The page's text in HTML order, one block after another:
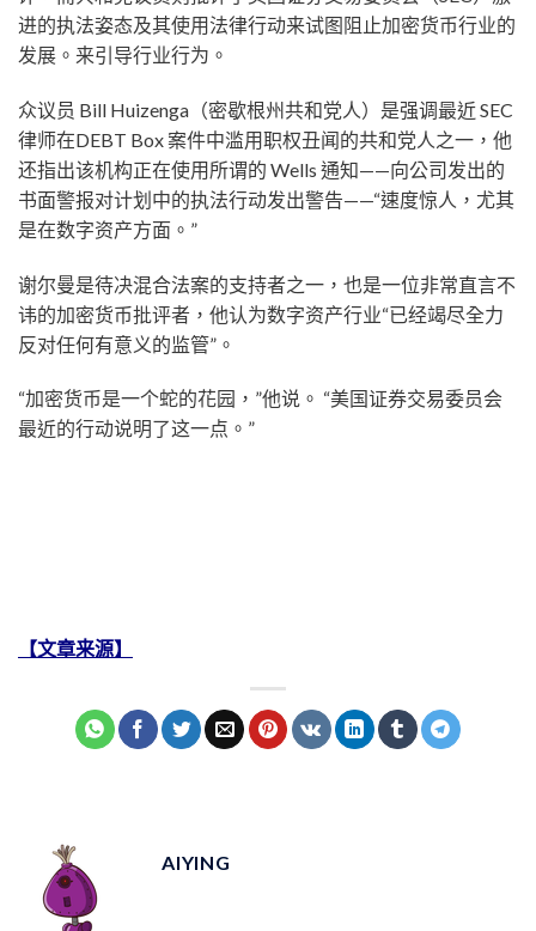
进的执法姿态及其使用法律行动来试图阻止加密货币行业的
发展。来引导行业行为。
众议员 Bill Huizenga（密歇根州共和党人）是强调最近 SEC
律师在DEBT Box 案件中滥用职权丑闻的共和党人之一，他
还指出该机构正在使用所谓的 Wells 通知——向公司发出的
书面警报对计划中的执法行动发出警告——“速度惊人，尤其
是在数字资产方面。”
谢尔曼是待决混合法案的支持者之一，也是一位非常直言不
讳的加密货币批评者，他认为数字资产行业“已经竭尽全力
反对任何有意义的监管”。
“加密货币是一个蛇的花园，”他说。 “美国证券交易委员会
最近的行动说明了这一点。”
【文章来源】
AIYING